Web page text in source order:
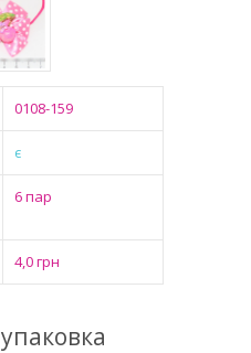
0108-159
є
6 пар
4,0 грн
упаковка